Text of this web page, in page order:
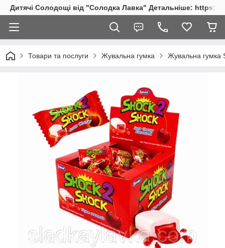
Дитячі Солодощі від "Солодка Лавка" Детальніше: https://
Товари та послуги Жувальна гумка Жувальна гумка